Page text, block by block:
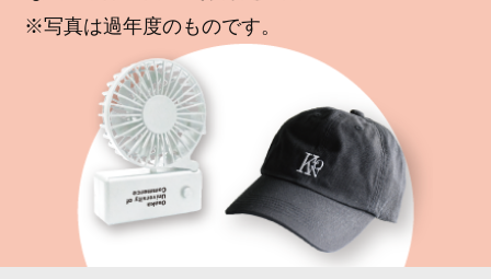
※写真は過年度のものです。